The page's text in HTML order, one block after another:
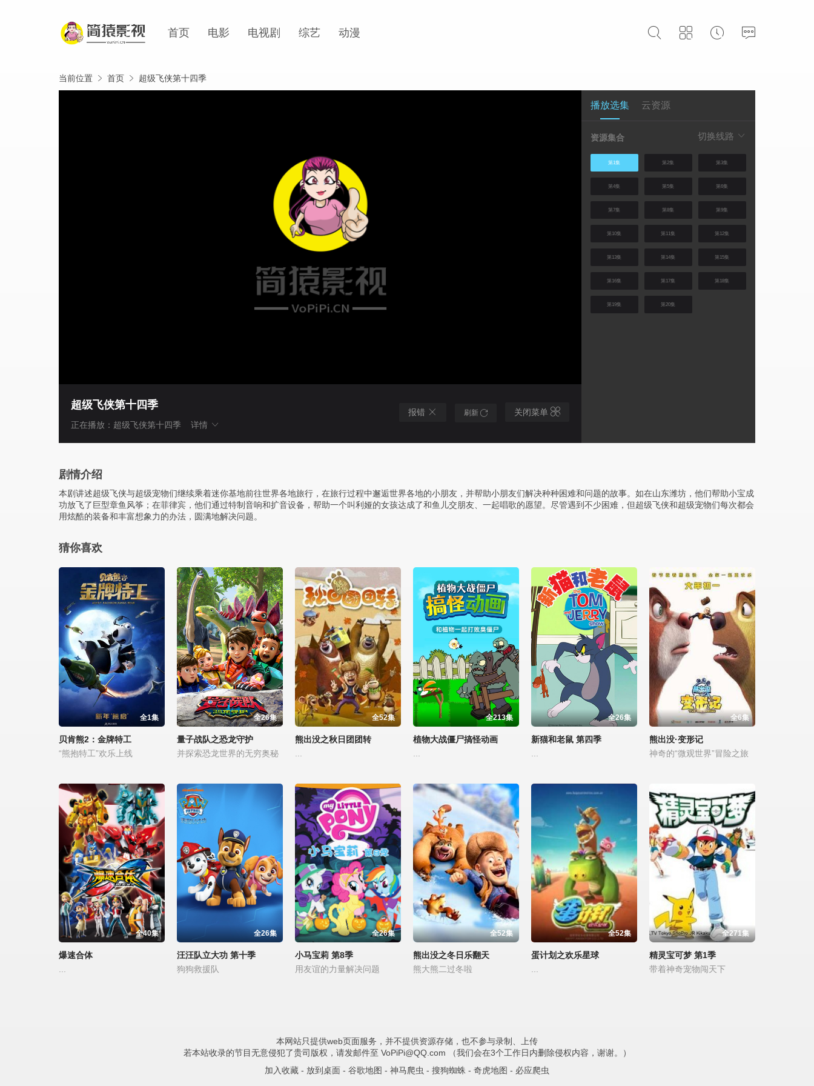
首页 电影 电视剧 综艺 动漫
当前位置 首页 超级飞侠第十四季
报错 刷新 关闭菜单
超级飞侠第十四季
正在播放：超级飞侠第十四季 详情
播放选集 云资源
切换线路
资源集合
第1集 第2集 第3集
第4集 第5集 第6集
第7集 第8集 第9集
第10集 第11集 第12集
第13集 第14集 第15集
第16集 第17集 第18集
第19集 第20集
剧情介绍
本剧讲述超级飞侠与超级宠物们继续乘着迷你基地前往世界各地旅行，在旅行过程中邂逅世界各地的小朋友，并帮助小朋友们解决种种困难和问题的故事。如在山东潍坊，他们帮助小宝成
功放飞了巨型章鱼风筝；在菲律宾，他们通过特制音响和扩音设备，帮助一个叫利娅的女孩达成了和鱼儿交朋友、一起唱歌的愿望。尽管遇到不少困难，但超级飞侠和超级宠物们每次都会
用炫酷的装备和丰富想象力的办法，圆满地解决问题。
猜你喜欢
全1集
贝肯熊2：金牌特工
“熊抱特工”欢乐上线
全26集
量子战队之恐龙守护
并探索恐龙世界的无穷奥秘
全52集
熊出没之秋日团团转
全213集
植物大战僵尸搞怪动画
全26集
新猫和老鼠 第四季
全6集
熊出没·变形记
神奇的“微观世界”冒险之旅
全40集
爆速合体
全26集
汪汪队立大功 第十季
狗狗救援队
全26集
小马宝莉 第8季
用友谊的力量解决问题
全52集
熊出没之冬日乐翻天
熊大熊二过冬啦
全52集
蛋计划之欢乐星球
全271集
精灵宝可梦 第1季
带着神奇宠物闯天下
本网站只提供web页面服务，并不提供资源存储，也不参与录制、上传
若本站收录的节目无意侵犯了贵司版权，请发邮件至 VoPiPi@QQ.com （我们会在3个工作日内删除侵权内容，谢谢。）
加入收藏 - 放到桌面 - 谷歌地图 - 神马爬虫 - 搜狗蜘蛛 - 奇虎地图 - 必应爬虫